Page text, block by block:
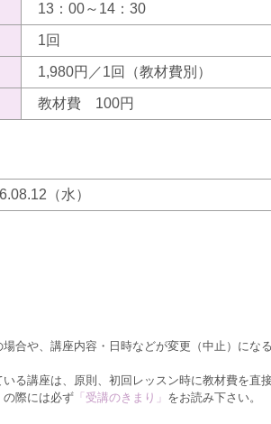
13：00～14：30
1回
1,980円／1回（教材費別）
教材費 100円
（水）
合や、講座内容・日時などが変更（中止）に
る講座は、原則、初回レッスン時に教材費を直
際には必ず 「受講のきまり」 をお読み下さい。